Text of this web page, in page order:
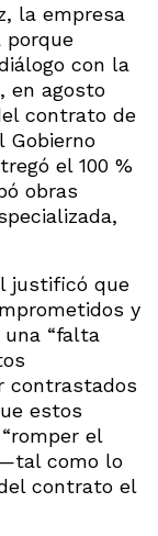
la empresa
porque
con la
en agosto
contrato de
Gobierno
el 100 %
obras
justificó que
y
“falta
contrastados
estos
el
como lo
contrato el